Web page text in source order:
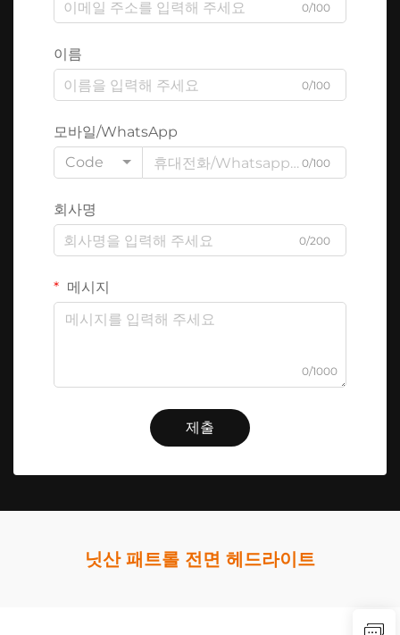
0/100
이름
0/100
모바일/WhatsApp
Code
0/100
회사명
0/200
메시지
0/1000
제출
닛산 패트롤 전면 헤드라이트